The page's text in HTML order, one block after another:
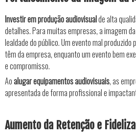
Investir em produção audiovisualde alta
detalhes. Para muitas empresas, a imagem
lealdade do público. Um evento mal
têm da empresa, enquanto um evento bem
e compromisso.
Aoalugar equipamentos audiovisuais, as
apresentada de forma profissional e
Aumento da Retenção e